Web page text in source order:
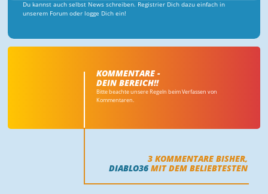
Du kannst auch selbst News schreiben. Registrier Dich dazu einfach in
unserem Forum oder logge Dich ein!
KOMMENTARE -
DEIN BEREICH!!
Bitte beachte unsere Regeln beim Verfassen von
Kommentaren.
3 KOMMENTARE BISHER,
DIABLO36 MIT DEM BELIEBTESTEN